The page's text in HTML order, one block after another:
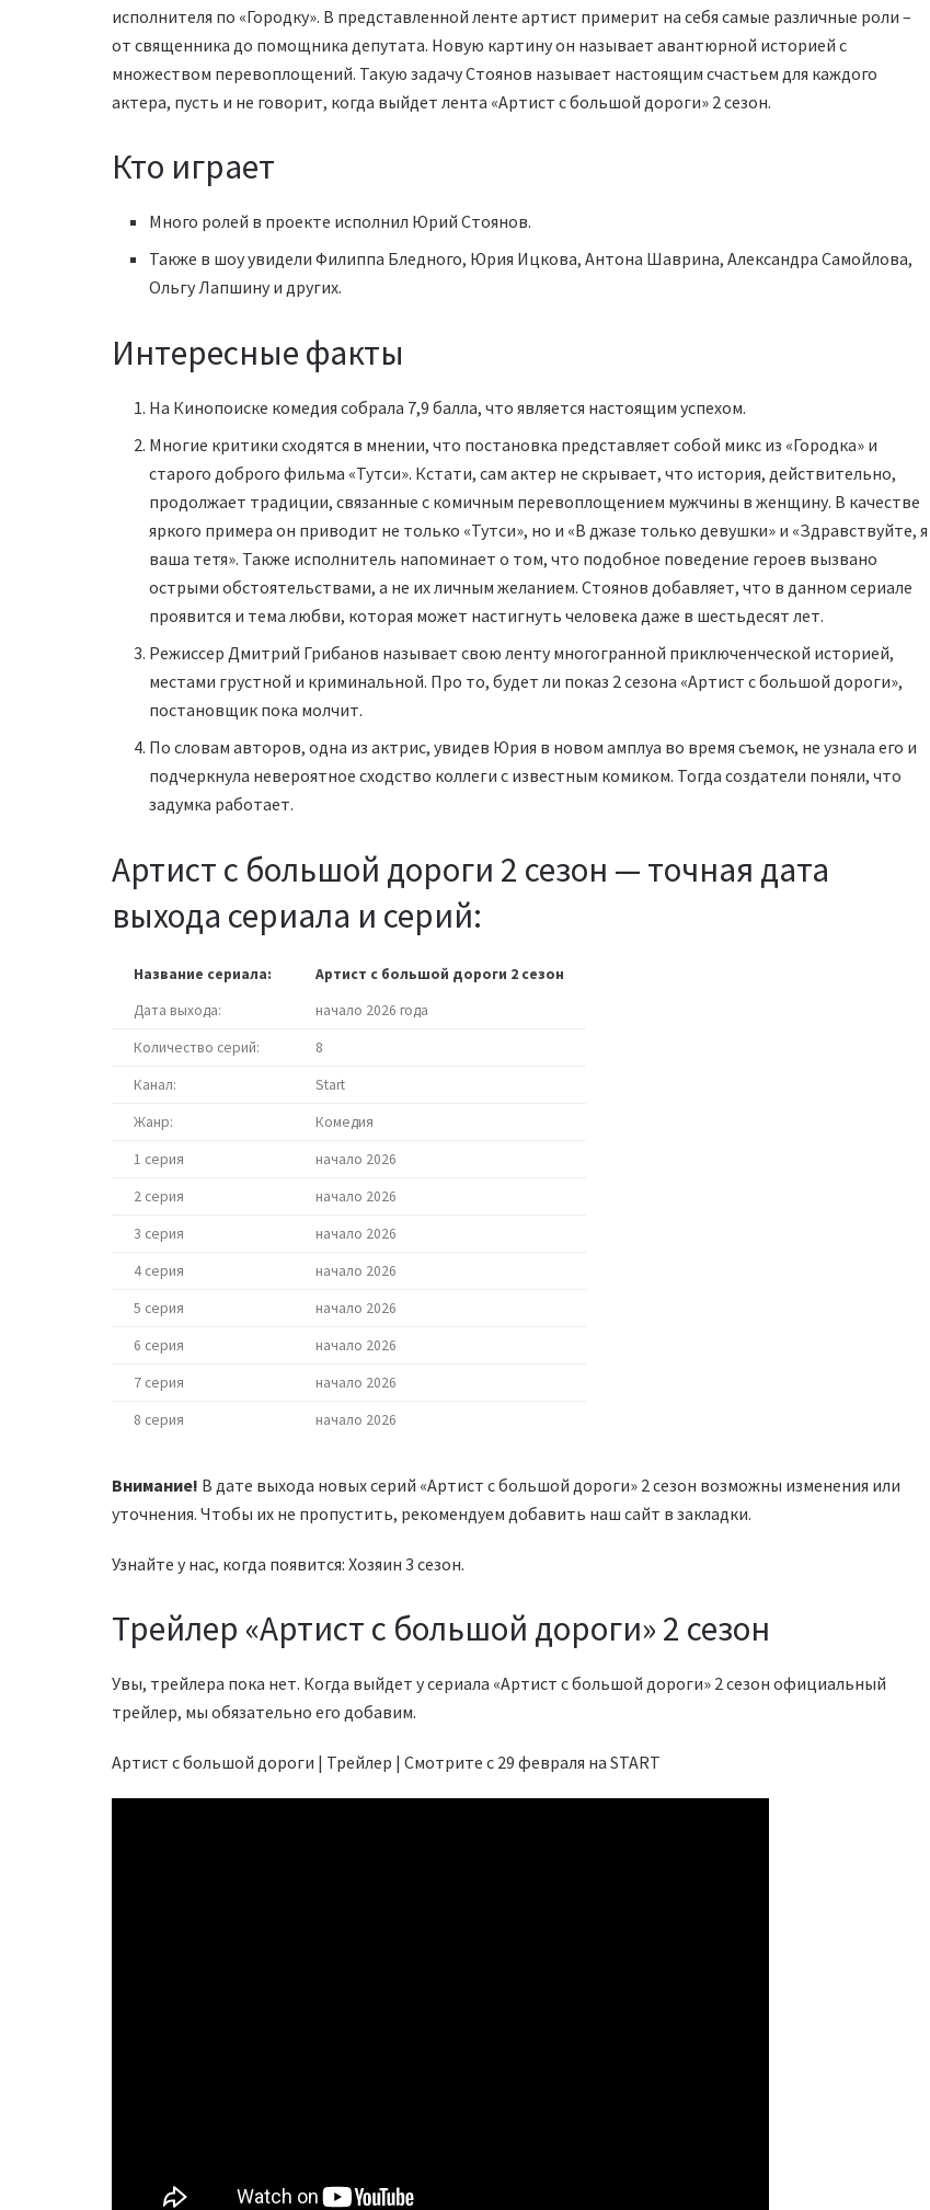
исполнителя по «Городку». В представленной ленте артист примерит на себя самые различные роли –
от священника до помощника депутата. Новую картину он называет авантюрной историей с
множеством перевоплощений. Такую задачу Стоянов называет настоящим счастьем для каждого
актера, пусть и не говорит, когда выйдет лента «Артист с большой дороги» 2 сезон.
Кто играет
Много ролей в проекте исполнил Юрий Стоянов.
Также в шоу увидели Филиппа Бледного, Юрия Ицкова, Антона Шаврина, Александра Самойлова,
Ольгу Лапшину и других.
Интересные факты
На Кинопоиске комедия собрала 7,9 балла, что является настоящим успехом.
Многие критики сходятся в мнении, что постановка представляет собой микс из «Городка» и
старого доброго фильма «Тутси». Кстати, сам актер не скрывает, что история, действительно,
продолжает традиции, связанные с комичным перевоплощением мужчины в женщину. В качестве
яркого примера он приводит не только «Тутси», но и «В джазе только девушки» и «Здравствуйте, я
ваша тетя». Также исполнитель напоминает о том, что подобное поведение героев вызвано
острыми обстоятельствами, а не их личным желанием. Стоянов добавляет, что в данном сериале
проявится и тема любви, которая может настигнуть человека даже в шестьдесят лет.
Режиссер Дмитрий Грибанов называет свою ленту многогранной приключенческой историей,
местами грустной и криминальной. Про то, будет ли показ 2 сезона «Артист с большой дороги»,
постановщик пока молчит.
По словам авторов, одна из актрис, увидев Юрия в новом амплуа во время съемок, не узнала его и
подчеркнула невероятное сходство коллеги с известным комиком. Тогда создатели поняли, что
задумка работает.
Артист с большой дороги 2 сезон — точная дата
выхода сериала и серий:
Название сериала:
Артист с большой дороги 2 сезон
Дата выхода:
начало 2026 года
Количество серий:
8
Канал:
Start
Жанр:
Комедия
1 серия
начало 2026
2 серия
начало 2026
3 серия
начало 2026
4 серия
начало 2026
5 серия
начало 2026
6 серия
начало 2026
7 серия
начало 2026
8 серия
начало 2026
Внимание! В дате выхода новых серий «Артист с большой дороги» 2 сезон возможны изменения или
уточнения. Чтобы их не пропустить, рекомендуем добавить наш сайт в закладки.
Узнайте у нас, когда появится: Хозяин 3 сезон.
Трейлер «Артист с большой дороги» 2 сезон
Увы, трейлера пока нет. Когда выйдет у сериала «Артист с большой дороги» 2 сезон официальный
трейлер, мы обязательно его добавим.
Артист с большой дороги | Трейлер | Смотрите с 29 февраля на START